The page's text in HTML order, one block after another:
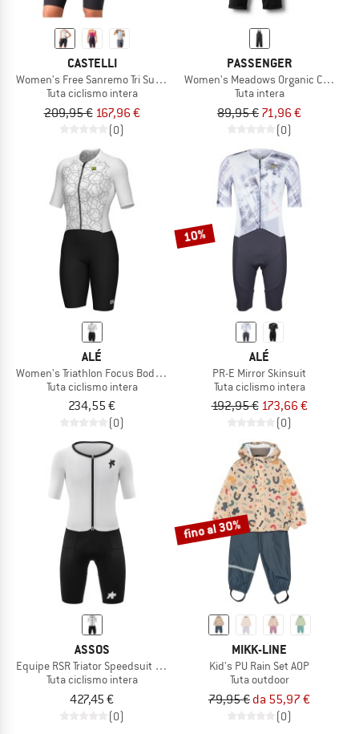
CASTELLI
Women's Free Sanremo Tri Suit Sleeveless
Tuta ciclismo intera
209,95 € 167,96 €
(0)
PASSENGER
Women's Meadows Organic Cotton
Tuta intera
89,95 € 71,96 €
(0)
ALÉ
Women's Triathlon Focus Body S/S
Tuta ciclismo intera
234,55 €
(0)
10%
ALÉ
PR-E Mirror Skinsuit
Tuta ciclismo intera
192,95 € 173,66 €
(0)
ASSOS
Equipe RSR Triator Speedsuit S11
Tuta ciclismo intera
427,45 €
(0)
fino al 30%
MIKK-LINE
Kid's PU Rain Set AOP
Tuta outdoor
79,95 € da 55,97 €
(0)